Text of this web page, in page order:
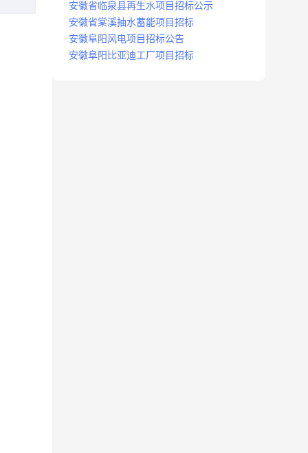
安徽省临泉县再生水项目招标公示
安徽省棠溪抽水蓄能项目招标
安徽阜阳风电项目招标公告
安徽阜阳比亚迪工厂项目招标